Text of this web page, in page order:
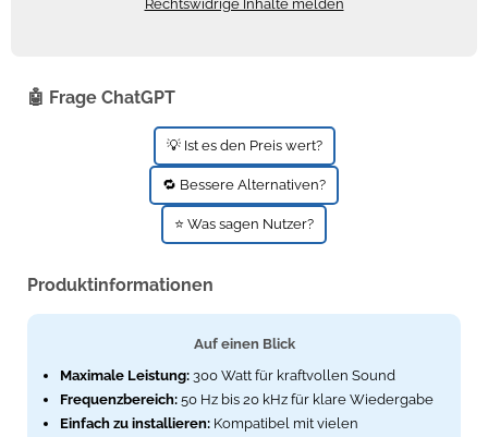
Ölfilter
Navi-Zubehör
Navigationsgeräte
Navigationssoftware
Rechtswidrige Inhalte melden
🤖 Frage ChatGPT
💡 Ist es den Preis wert?
🔁 Bessere Alternativen?
⭐ Was sagen Nutzer?
Produktinformationen
Auf einen Blick
Maximale Leistung: 300 Watt für kraftvollen Sound
Frequenzbereich: 50 Hz bis 20 kHz für klare Wiedergabe
Einfach zu installieren: Kompatibel mit vielen